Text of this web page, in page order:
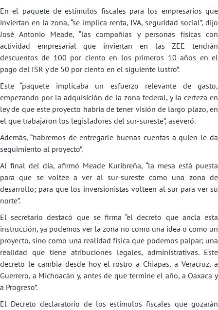
En el paquete de estímulos fiscales para los empresarios que
inviertan en la zona, “se implica renta, IVA, seguridad social”, dijo
José Antonio Meade, “las compañías y personas físicas con
actividad empresarial que inviertan en las ZEE tendrán
descuentos de 100 por ciento en los primeros 10 años en el
pago del ISR y de 50 por ciento en el siguiente lustro”.
Este “paquete implicaba un esfuerzo relevante de gasto,
empezando por la adquisición de la zona federal, y la certeza en
ley de que este proyecto habría de tener visión de largo plazo, en
el que trabajaron los legisladores del sur-sureste”, aseveró.
Además, “habremos de entregarle buenas cuentas a quien le da
seguimiento al proyecto”.
Al final del día, afirmó Meade Kuribreña, “la mesa está puesta
para que se voltee a ver al sur-sureste como una zona de
desarrollo; para que los inversionistas volteen al sur para ver su
norte”.
El secretario destacó que se firma “el decreto que ancla esta
instrucción, ya podemos ver la zona no como una idea o como un
proyecto, sino como una realidad física que podemos palpar; una
realidad que tiene atribuciones legales, administrativas. Este
decreto le cambia desde hoy el rostro a Chiapas, a Veracruz, a
Guerrero, a Michoacán y, antes de que termine el año, a Oaxaca y
a Progreso”.
El Decreto declaratorio de los estímulos fiscales que gozarán